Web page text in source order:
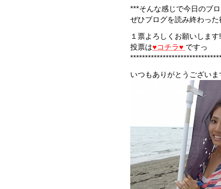
***そんな感じで今日のブ
ぜひブログを読み終わっ
１票よろしくお願いします
投票は♥コチラ♥ ですっ
いつもありがとうございま